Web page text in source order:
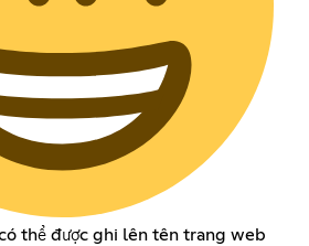
thể được ghi lên tên trang web